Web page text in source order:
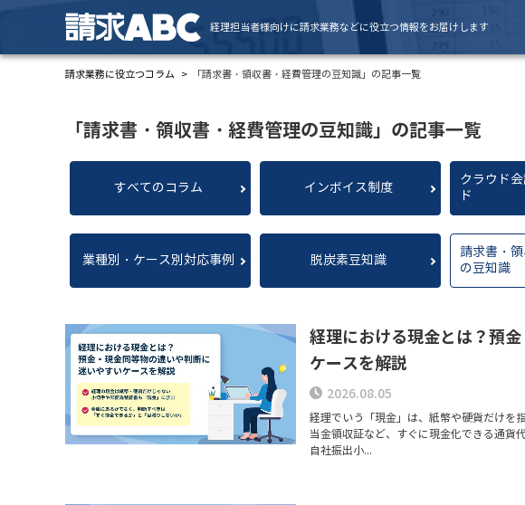
経理担当者様向けに請求業務などに役立つ情報をお届けします
請求業務に役立つコラム 「請求書・領収書・経費管理の豆知識」の記事一覧
「請求書・領収書・経費管理の豆知識」の記事一覧
すべてのコラム インボイス制度
クラウド
ド
業種別・ケース別対応事例 脱炭素豆知識
請求書・
の豆知識
経理における現金とは？預
ケースを解説
2026.08.05
経理でいう「現金」は、紙幣や硬貨だけを
当金領収証など、すぐに現金化できる通貨
自社振出小...